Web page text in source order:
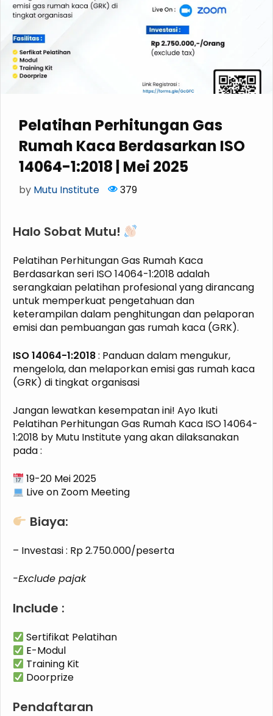
Pelatihan Perhitungan Gas
Rumah Kaca Berdasarkan ISO
14064-1:2018 | Mei 2025
by Mutu Institute 379
Halo Sobat Mutu!
Pelatihan Perhitungan Gas Rumah Kaca
Berdasarkan seri ISO 14064-1:2018 adalah
serangkaian pelatihan profesional yang dirancang
untuk memperkuat pengetahuan dan
keterampilan dalam penghitungan dan pelaporan
emisi dan pembuangan gas rumah kaca (GRK).
ISO 14064-1:2018: Panduan dalam mengukur,
mengelola, dan melaporkan emisi gas rumah kaca
(GRK) di tingkat organisasi
Jangan lewatkan kesempatan ini! Ayo Ikuti
Pelatihan Perhitungan Gas Rumah Kaca ISO 14064-
1:2018 by Mutu Institute yang akan dilaksanakan
pada :
19-20 Mei 2025
Live on Zoom Meeting
Biaya:
– Investasi : Rp 2.750.000/peserta
-Exclude pajak
Include :
Sertifikat Pelatihan
E-Modul
Training Kit
Doorprize
Pendaftaran